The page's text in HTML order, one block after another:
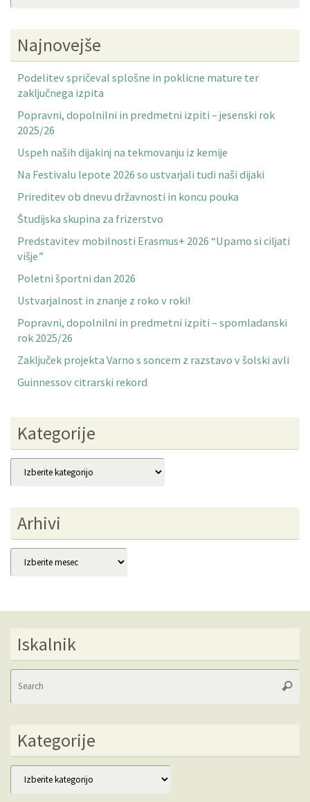
Najnovejše
Podelitev spričeval splošne in poklicne mature ter
zaključnega izpita
Popravni, dopolnilni in predmetni izpiti – jesenski rok
2025/26
Uspeh naših dijakinj na tekmovanju iz kemije
Na Festivalu lepote 2026 so ustvarjali tudi naši dijaki
Prireditev ob dnevu državnosti in koncu pouka
Študijska skupina za frizerstvo
Predstavitev mobilnosti Erasmus+ 2026 “Upamo si ciljati
višje”
Poletni športni dan 2026
Ustvarjalnost in znanje z roko v roki!
Popravni, dopolnilni in predmetni izpiti – spomladanski
rok 2025/26
Zaključek projekta Varno s soncem z razstavo v šolski avli
Guinnessov citrarski rekord
Kategorije
Kategorije
Arhivi
Arhivi
Iskalnik
Kategorije
Kategorije